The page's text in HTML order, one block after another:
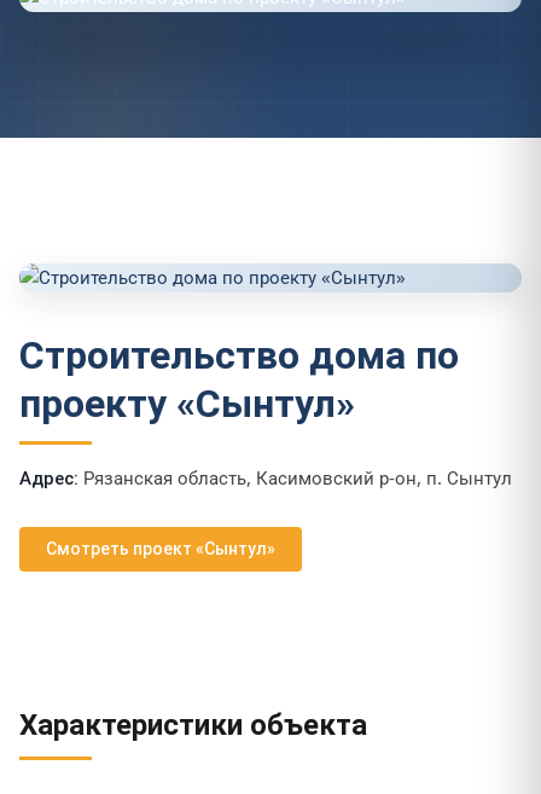
Строительство дома по
проекту «Сынтул»
Адрес: Рязанская область, Касимовский р-он, п. Сынтул
Смотреть проект «Сынтул»
Характеристики объекта